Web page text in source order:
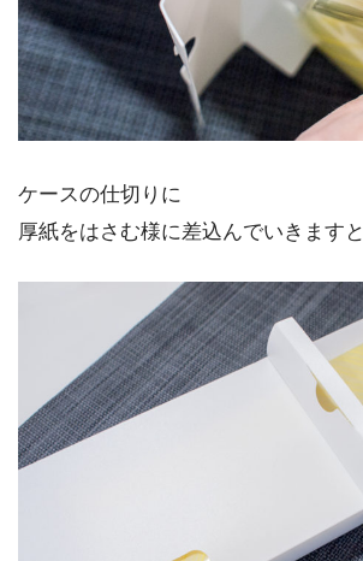
ケースの仕切りに
厚紙をはさむ様に差込んでいきますと